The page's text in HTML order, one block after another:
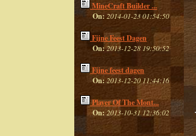
MineCraft Builder ...
On: 2014-01-23 01:54:50
Fijne Feest Dagen
On:2013-12-28 19:50:52
Fijne feest dagen
On: 2013-12-20 11:44:16
Player Of The Mont...
On: 2013-10-31 12:36:02